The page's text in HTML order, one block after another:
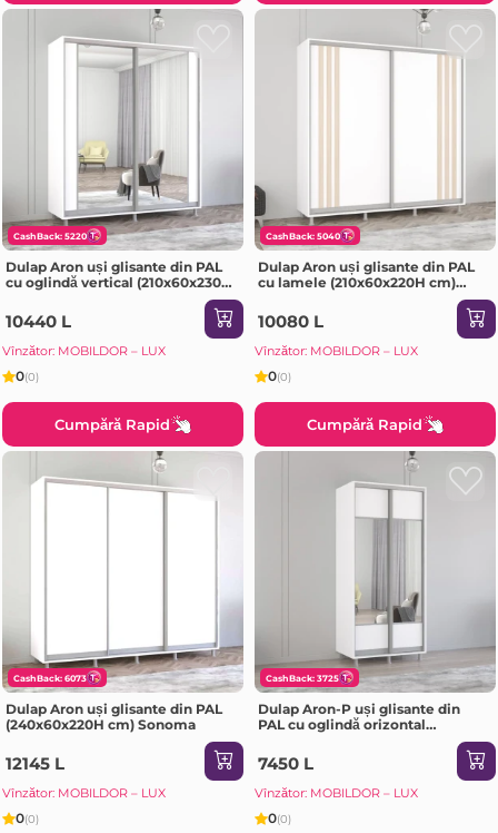
CashBack: 5220
Dulap Aron uși glisante din PAL
cu oglindă vertical (210x60x230H
10440 L
Vînzător: MOBILDOR – LUX
0(0)
Cumpără Rapid
CashBack: 5040
Dulap Aron uși glisante din PAL
cu lamele (210x60x220H cm)
10080 L
Vînzător: MOBILDOR – LUX
0(0)
Cumpără Rapid
CashBack: 6073
Dulap Aron uși glisante din PAL
(240x60x220H cm) Sonoma
12145 L
Vînzător: MOBILDOR – LUX
0(0)
CashBack: 3725
Dulap Aron-P uși glisante din
PAL cu oglindă orizontal
(100x60x200H cm) Alb Brilliant
7450 L
Vînzător: MOBILDOR – LUX
0(0)